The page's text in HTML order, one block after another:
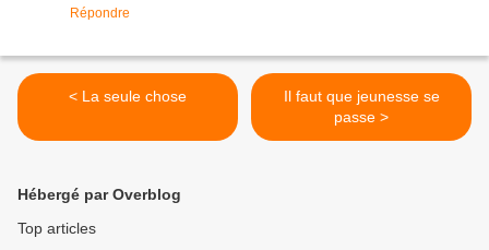
Répondre
< La seule chose
Il faut que jeunesse se
passe >
Hébergé par Overblog
Top articles